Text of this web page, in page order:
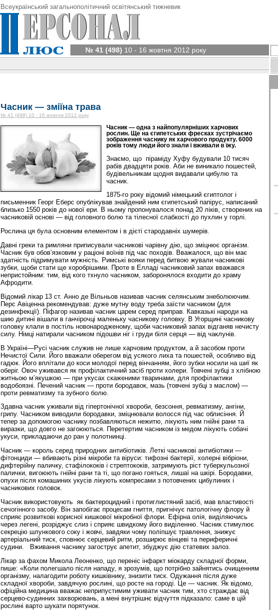
Всеукраїнський загальнополітичний освітянський тижневик
№ 41 (498) 10 - 16 жовтня 2012 року
Часник — зміїна трава
№ 41 (498) 10 - 16 жовтня 2012 року
Часник — одна з найпопулярніших харчових
рослин. Ще на єгипетських фресках зустрічаємо
зображення часнику як харчового продукту. 6000
років тому люди його знали і вживали в їжу.
Знаємо, що піраміду Хуфу будували 10 тисяч
рабів двадцяти років. Аби не виникало пошестей,
будівельникам щодня видавали цибулю та
часник.
1875-го року відомий німецький єгиптолог і
письменник Георг Еберс опублікував знайдений ним єгипетський папірус, написаний
близько 1550 років до нової ери. В ньому пропонувалося понад 20 ліків, створених на
часниковій основі — від головного болю та тілесної слабкості до пухлин у горлі.
Рослина ця була основним елементом і в дієті стародавніх шумерів.
Давні греки та римляни приписували часникові чарівну дію, що зміцнює орга­нізм.
Часник був обов’язковим у раціоні воїнів під час походів. Вважалося, що він має
здатність підримувати мужність. Римські вояки перед битвою жували часникові
зубки, щоби стати ще хоробрішими. Проте в Елладі часниковий запах вважався
непристойним: тим, від кого тхнуло часником, заборонялося входити до храму
Афродити.
Відомий лікар 13 ст. Анно де Вільньов називав часник селянським знеболюючим.
Перс Авіценна рекомендував: дуже мутну воду треба заїсти часником (для
дезинфекції). Піфагор називав часник царем серед приправ. Кавказькі народи на
шию дитині вішали в ганчірочці маленьку часникову головку. В Угорщині часникову
головку клали в постіль новонародженому, щоби часниковий запах відганяв нечисту
силу. Німці натирали часником підошви ніг і груди біля серця — від чаклунів.
В Україні—Русі часник служив не лише харчовим продуктом, а й засобом проти
Нечистої Сили. Його вважали оберегом від усякого лиха та пошестей, особливо від
гадюк. Його вплітали до коси молодої перед вінчанням, його зубки носили на шиї як
оберіг. Овоч уживався як профілактичний засіб проти холери. Товчені зубці з хлібною
житньою м’якушкою — при укусах скаженими тваринами, для профілактики
водобоязні. Печений часник — проти бородавок, мазь (товчені зубці з маслом) —
проти ревматизму та зубного болю.
Здавна часник уживали від гіпертонічної хвороби, безсоння, ревматизму, ангіни,
грипу. Часником виводили бородавки, зміцнювали волосся під час облисіння. Й
тепер за допомогою часнику позбавляються нежитю, лікують ним гнійні рани та
виразки, що довго не загоюються. Перетертим часником із медом лікують собачі
укуси, прикладаючи до ран у полотнинці.
Часник — король серед природних антибіотиків. Леткі часникові антибіотики —
фітонциди — вбивають різні мікроби та віруси: тифозні бактерії, холерні вібріони,
дифтерійну паличку, стафілококів і стрептококів, затримують ріст туберкульозної
палички, вигоюють гнійні рани та ті, що погано гояться, лишаї на шкірі. Бородавки,
опухи після комашиних укусів лікують компресами з потовчених цибулиних і
часникових головок.
Часник використовують як бактероцидний і протиглистяний засіб, мав властивості
сечогінного засобу. Він запобігає процесам гниття, пригнічує патологічну флору й
сприяє розвиткові корисної кишкової мікробної флори. Ефірна олія, виділяючись
через легені, розріджує слиз і сприяє швидкому його виділенню. Часник стимулює
секрецію шлункового соку і жовчі, завдяки чому поліп­шує травлення, знижує
артеріальний тиск, сповнює серцевий ритм, розширює вінцеві та периферичні
судини. Вживання часнику загострує апетит, збуджує дію статевих залоз.
Лікар за фахом Микола Леоненко, що переніс інфаркт міокарду складної форми,
пише: «Коли полегшало після нападу, я зрозумів, що потрібно зайнятись очищенням
організму, налагодити роботу кишківнику, знизити тиск. Одужання після дуже
складної хвороби, завдячую рослині, що росте на городі. Це — часник. Як відомо,
офіційна медицина вважає неприпустимим уживати часник тим, хто страждає від
серцево-судинних захворювань, а мені внутрішнє відчуття підказало: саме в цій
рослині варто шукати порятунок.